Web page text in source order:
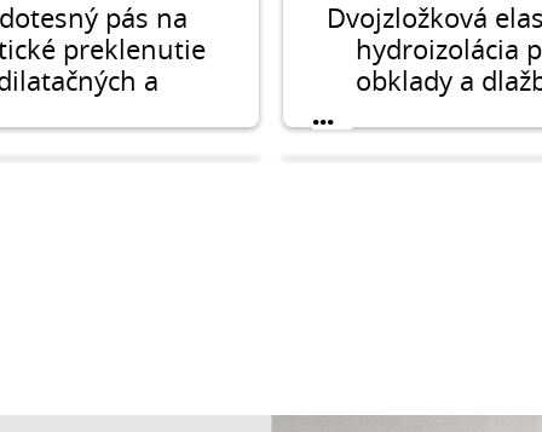
pás na
preklenutie
a
obkladmi a
Dvojzložková
hydroizolácia
obklady a
...